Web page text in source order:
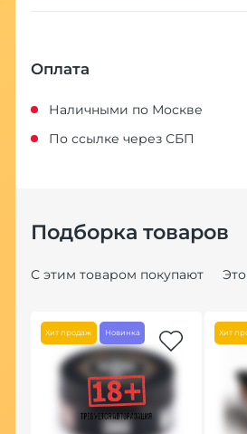
Оплата
Наличными по Москве
По ссылке через СБП
Подборка товаров
С этим товаром покупают
Хит продаж Новинка Хит